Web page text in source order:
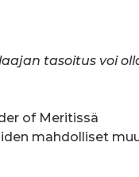
tasoitus voi
of Meritissä
mahdolliset